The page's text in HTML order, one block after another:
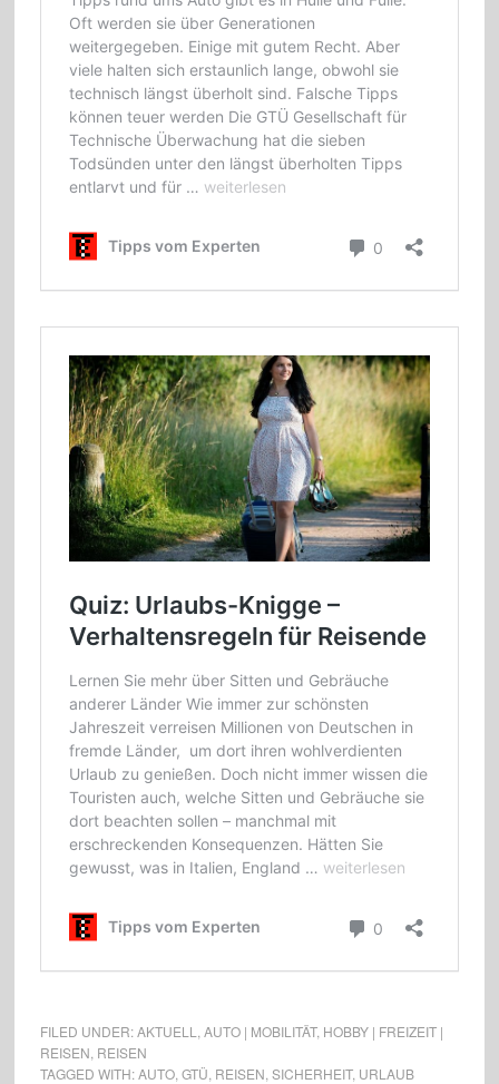
FILED UNDER:AKTUELL AUTO | MOBILITÄT, HOBBY | FREIZEIT |
REISEN REISEN
TAGGED WITH:AUTO, GTÜ REISEN SICHERHEIT, URLAUB